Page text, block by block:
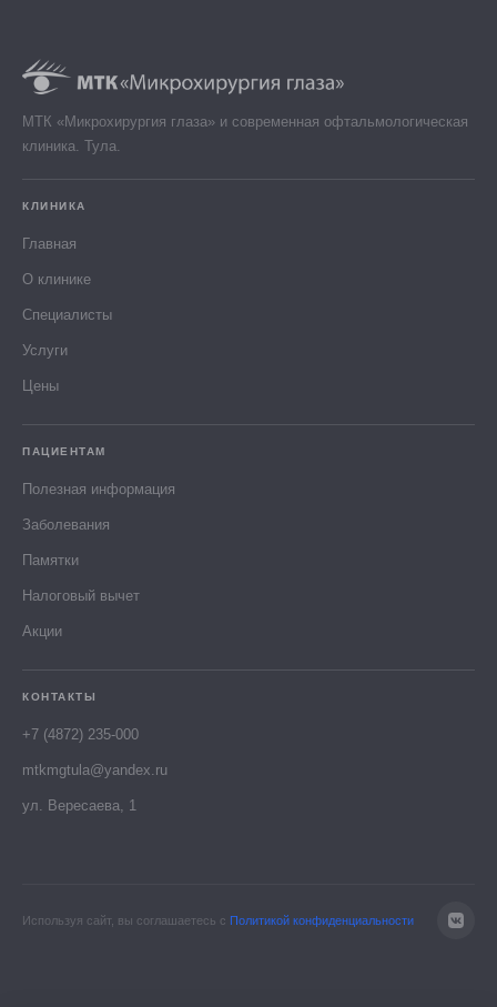
МТК «Микрохирургия глаза» и современная офтальмологическая
клиника. Тула.
КЛИНИКА
Главная
О клинике
Специалисты
Услуги
Цены
ПАЦИЕНТАМ
Полезная информация
Заболевания
Памятки
Налоговый вычет
Акции
КОНТАКТЫ
+7 (4872) 235-000
mtkmgtula@yandex.ru
ул. Вересаева, 1
Используя сайт, вы соглашаетесь с Политикой конфиденциальности